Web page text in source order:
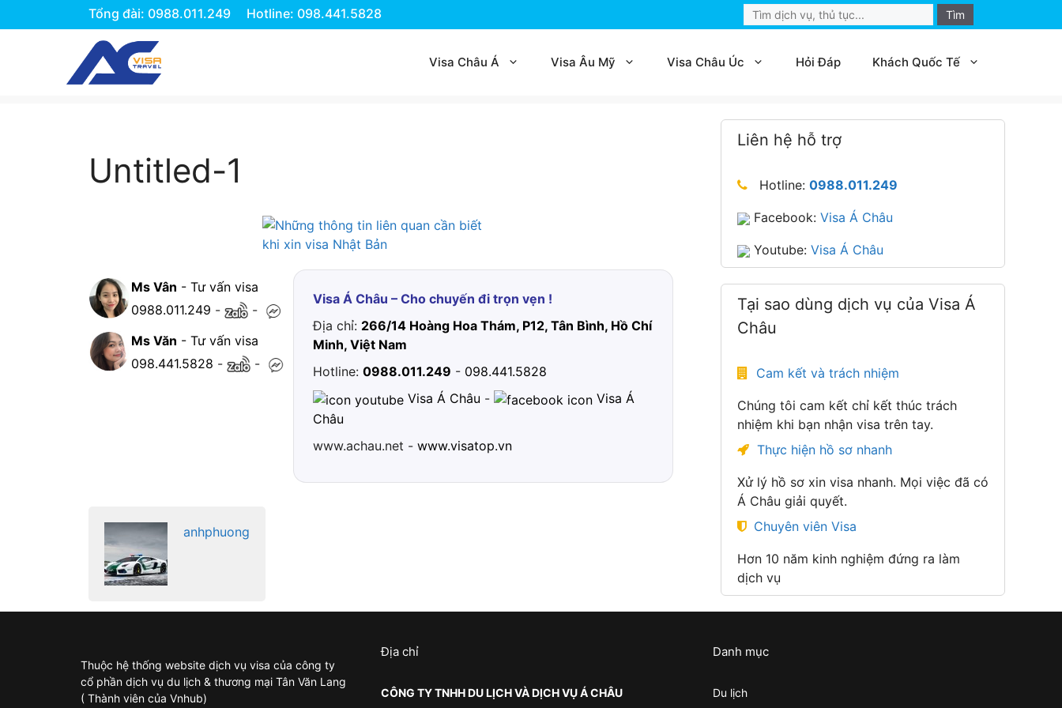
Tổng đài: 0988.011.249 Hotline: 098.441.5828
Search
for:
Visa Châu Á Visa Âu Mỹ Visa Châu Úc Hỏi Đáp Khách Quốc Tế
Untitled-1
Ms Vân - Tư vấn visa
0988.011.249 -
-
Ms Văn - Tư vấn visa
098.441.5828 - -
Visa Á Châu – Cho chuyến đi trọn vẹn !
Địa chỉ: 266/14 Hoàng Hoa Thám, P12, Tân Bình, Hồ Chí
Minh, Việt Nam
Hotline: 0988.011.249 - 098.441.5828
Visa Á Châu -
Visa Á
Châu
www.achau.net - www.visatop.vn
anhphuong
Liên hệ hỗ trợ
Hotline: 0988.011.249
Facebook: Visa Á Châu
Youtube: Visa Á Châu
Tại sao dùng dịch vụ của Visa Á
Châu
Cam kết và trách nhiệm
Chúng tôi cam kết chỉ kết thúc trách
nhiệm khi bạn nhận visa trên tay.
Thực hiện hồ sơ nhanh
Xử lý hồ sơ xin visa nhanh. Mọi việc đã có
Á Châu giải quyết.
Chuyên viên Visa
Hơn 10 năm kinh nghiệm đứng ra làm
dịch vụ
Thuộc hệ thống website dịch vụ visa của công ty
cổ phần dịch vụ du lịch & thương mại Tân Văn Lang
( Thành viên của Vnhub)
Địa chỉ
CÔNG TY TNHH DU LỊCH VÀ DỊCH VỤ Á CHÂU
Danh mục
Du lịch